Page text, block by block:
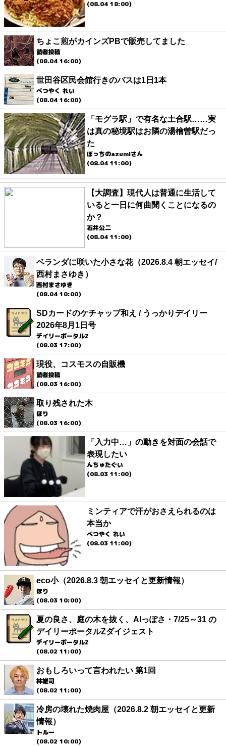
(08.04 18:00)
ちょこ煎がカインズPBで販売してました
読者投稿
(08.04 16:00)
世田谷区民会館行きのバスは1日1本
べつやく れい
(08.04 16:00)
「モグラ駅」で有名な土合駅……実
は真の秘境駅はお隣の湯檜曽駅だっ
た
ぼっちのazumiさん
(08.04 11:00)
【大調査】現代人は普通に生活して
いると一日に何曲聞くことになるの
か？
石井公二
(08.04 11:00)
ベランダに咲いた小さな花（2026.8.4 朝エッセイ/
西村まさゆき）
西村まさゆき
(08.04 10:00)
SDカードのケチャップ和え / うっかりデイリー
2026年8月1日号
デイリーポータルZ
(08.03 17:00)
現役、コスモスの自販機
読者投稿
(08.03 16:00)
取り残された木
ほり
(08.03 16:00)
「入力中…」の動きを対面の会話で
表現したい
んちゅたぐい
(08.03 11:00)
ミンティアで汗がおさえられるのは
本当か
べつやく れい
(08.03 11:00)
eco小（2026.8.3 朝エッセイと更新情報）
ほり
(08.03 10:00)
夏の良さ、庭の木を抜く、AIっぽさ・7/25～31 の
デイリーポータルZダイジェスト
デイリーポータルZ
(08.02 11:00)
おもしろいって言われたい 第1回
林雄司
(08.02 11:00)
冷房の壊れた焼肉屋（2026.8.2 朝エッセイと更新
情報）
トルー
(08.02 10:00)